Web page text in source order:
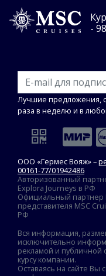
-
Лучшие предложения,
раза в неделю и в
ООО «Гермес Вояж» –
00161-77/01942486
Авторизованный
Explora Journeys в РФ
Официальный партнер
представителя MSC
РФ
Вся информация,
исключительно
рекламой и публичной
курсу компании.
Оставаясь на сайте Вы